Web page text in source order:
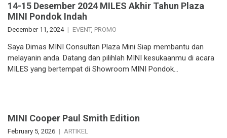
14-15 Desember 2024 MILES Akhir Tahun Plaza
MINI Pondok Indah
December 11, 2024 EVENT, PROMO
Saya Dimas MINI Consultan Plaza Mini Siap membantu dan
melayanin anda. Datang dan pilihlah MINI kesukaanmu di acara
MILES yang bertempat di Showroom MINI Pondok…
MINI Cooper Paul Smith Edition
February 5, 2026 ARTIKEL